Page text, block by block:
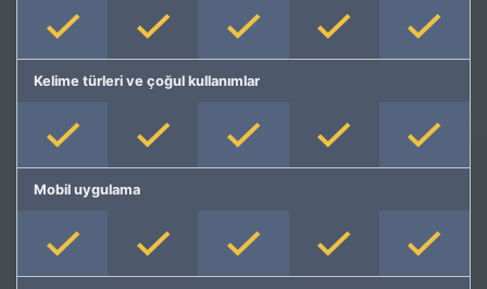
Kelime türleri ve çoğul kullanımlar
Mobil uygulama